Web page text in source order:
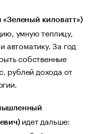
киловатт»)
умную теплицу,
автоматику. За год
собственные
рублей дохода от
идет дальше: